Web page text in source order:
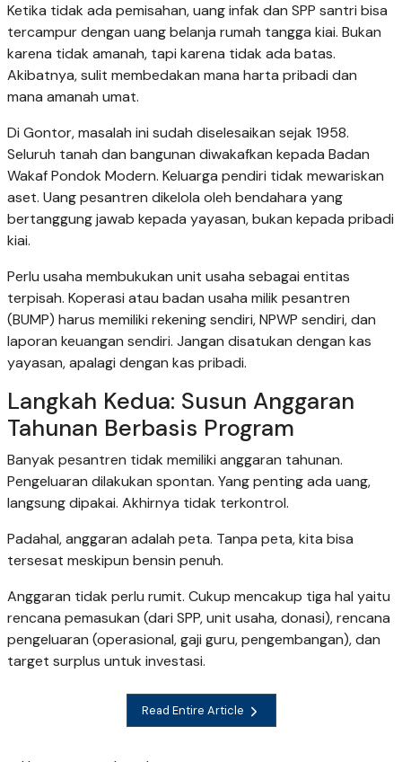
Ketika tidak ada pemisahan, uang infak dan SPP santri bisa
tercampur dengan uang belanja rumah tangga kiai. Bukan
karena tidak amanah, tapi karena tidak ada batas.
Akibatnya, sulit membedakan mana harta pribadi dan
mana amanah umat.
Di Gontor, masalah ini sudah diselesaikan sejak 1958.
Seluruh tanah dan bangunan diwakafkan kepada Badan
Wakaf Pondok Modern. Keluarga pendiri tidak mewariskan
aset. Uang pesantren dikelola oleh bendahara yang
bertanggung jawab kepada yayasan, bukan kepada pribadi
kiai.
Perlu usaha membukukan unit usaha sebagai entitas
terpisah. Koperasi atau badan usaha milik pesantren
(BUMP) harus memiliki rekening sendiri, NPWP sendiri, dan
laporan keuangan sendiri. Jangan disatukan dengan kas
yayasan, apalagi dengan kas pribadi.
Langkah Kedua: Susun Anggaran
Tahunan Berbasis Program
Banyak pesantren tidak memiliki anggaran tahunan.
Pengeluaran dilakukan spontan. Yang penting ada uang,
langsung dipakai. Akhirnya tidak terkontrol.
Padahal, anggaran adalah peta. Tanpa peta, kita bisa
tersesat meskipun bensin penuh.
Anggaran tidak perlu rumit. Cukup mencakup tiga hal yaitu
rencana pemasukan (dari SPP, unit usaha, donasi), rencana
pengeluaran (operasional, gaji guru, pengembangan), dan
target surplus untuk investasi.
Read Entire Article